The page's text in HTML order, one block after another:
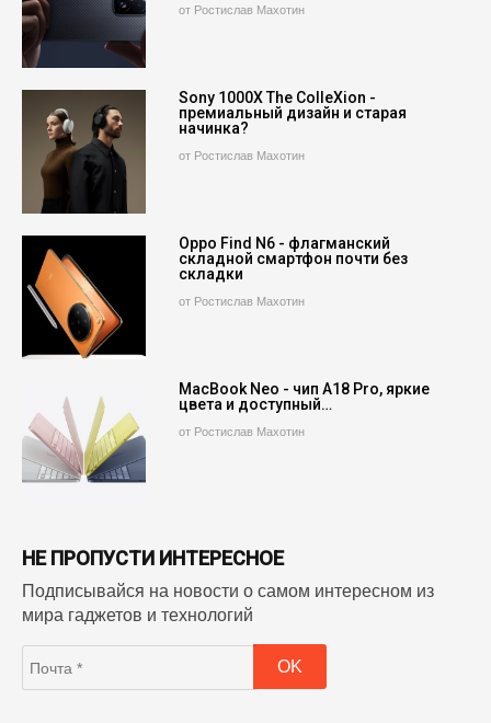
от Ростислав Махотин
Sony 1000X The ColleXion -
премиальный дизайн и старая
начинка?
от Ростислав Махотин
Oppo Find N6 - флагманский
складной смартфон почти без
складки
от Ростислав Махотин
MacBook Neo - чип A18 Pro, яркие
цвета и доступный…
от Ростислав Махотин
НЕ ПРОПУСТИ ИНТЕРЕСНОЕ
Подписывайся на новости о самом интересном из
мира гаджетов и технологий